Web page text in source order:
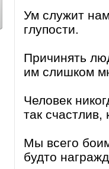
Ум служит
глупости.
Причинять
им слишком
Человек
так счастлив,
Мы всего
будто